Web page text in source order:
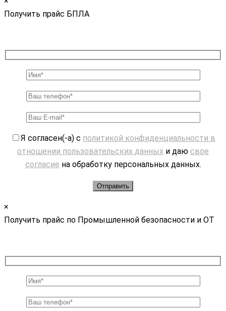
Получить прайс БПЛА
Я согласен(-а) с политикой конфиденциальности в
отношении пользовательских данных и даю свое
согласие на обработку персональных данных.
×
Получить прайс по Промышленной безопасности и ОТ